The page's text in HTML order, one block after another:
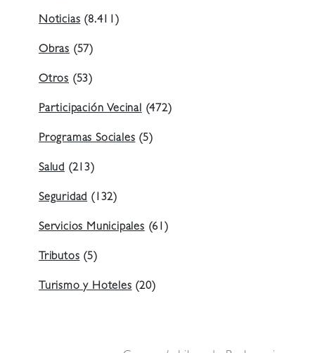
Noticias (8.411)
Obras (57)
Otros (53)
Participación Vecinal (472)
Programas Sociales (5)
Salud (213)
Seguridad (132)
Servicios Municipales (61)
Tributos (5)
Turismo y Hoteles (20)